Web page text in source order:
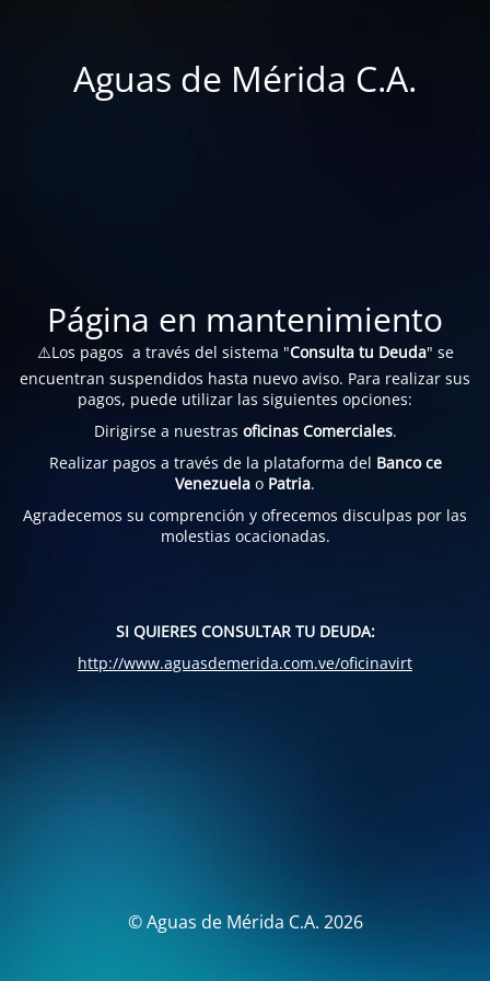
Aguas de Mérida C.A.
Página en mantenimiento
⚠️Los pagos a través del sistema "Consulta tu Deuda" se
encuentran suspendidos hasta nuevo aviso. Para realizar sus
pagos, puede utilizar las siguientes opciones:
Dirigirse a nuestras oficinas Comerciales.
Realizar pagos a través de la plataforma del Banco ce
Venezuela o Patria.
Agradecemos su comprención y ofrecemos disculpas por las
molestias ocacionadas.
SI QUIERES CONSULTAR TU DEUDA:
http://www.aguasdemerida.com.ve/oficinavirt
© Aguas de Mérida C.A. 2026